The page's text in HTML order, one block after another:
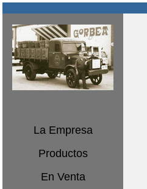
La Empresa
Productos
En Venta